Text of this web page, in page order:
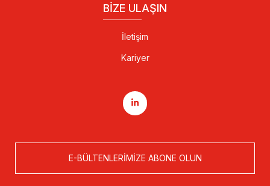
BIZE ULAŞIN
İletişim
Kariyer
E-BÜLTENLERIMIZE ABONE OLUN